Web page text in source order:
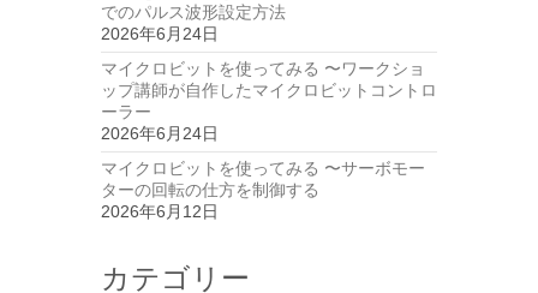
でのパルス波形設定方法
2026年6月24日
マイクロビットを使ってみる 〜ワークショ
ップ講師が自作したマイクロビットコントロ
ーラー
2026年6月24日
マイクロビットを使ってみる 〜サーボモー
ターの回転の仕方を制御する
2026年6月12日
カテゴリー